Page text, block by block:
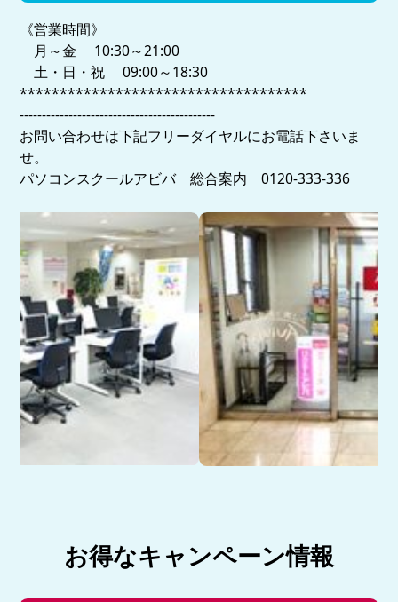
《営業時間》
月～金 10:30～21:00
土・日・祝 09:00～18:30
************************************
--------------------------------------------
お問い合わせは下記フリーダイヤルにお電話下さいま
せ。
パソコンスクールアビバ 総合案内 0120-333-336
お得なキャンペーン情報